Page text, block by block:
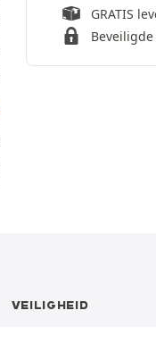
GRATIS
VEILIGHEID